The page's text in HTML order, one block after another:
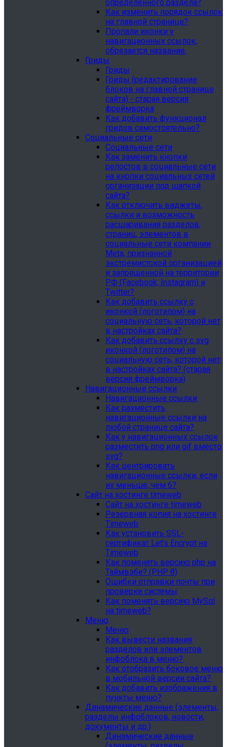
определенного раздела?
Как изменить порядок ссылок
на главной странице?
Пропали иконки у
навигационных ссылок,
обрезается название.
Гриды
Гриды
Гриды (редактирование
блоков на главной странице
сайта) - старая версия
фреймворка
Как добавить функционал
гридов самостоятельно?
Социальные сети
Социальные сети
Как заменить кнопки
репостов в социальные сети
на кнопки социальных сетей
организации под шапкой
сайта?
Как отключить виджеты,
ссылки и возможность
расшаривания разделов,
страниц, элементов в
социальные сети компании
Meta, признанной
экстремистской организацией
и запрещенной на территории
РФ (Facebook, Instagram) и
Twitter?
Как добавить ссылку с
иконкой (логотипом) на
социальную сеть, которой нет
в настройках сайта?
Как добавить ссылку с svg
иконкой (логотипом) на
социальную сеть, которой нет
в настройках сайта? (старая
версия фреймворка)
Навигационные ссылки
Навигационные ссылки
Как разместить
навигационные ссылки на
любой странице сайта?
Как у навигационных ссылок
разместить png или gif вместо
svg?
Как центрировать
навигационные ссылки, если
их меньше, чем 6?
Сайт на хостинге timeweb
Сайт на хостинге timeweb
Резервная копия на хостинге
Timeweb
Как установить SSL-
сертификат Let's Encrypt на
Timeweb
Как поменять версию php на
Таймвэбе? (PHP 8)
Ошибки отправки почты при
проверке системы
Как поменять версию MySql
на timeweb?
Меню
Меню
Как вывести названия
разделов или элементов
инфоблока в меню?
Как отобразить боковое меню
в мобильной версии сайта?
Как добавить изображения в
пункты меню?
Динамические данные (элементы,
разделы инфоблоков, новости,
документы и др.)
Динамические данные